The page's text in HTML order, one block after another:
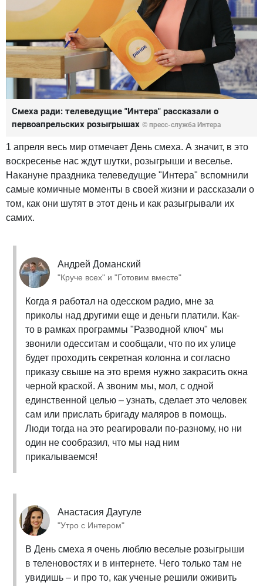
Смеха ради: телеведущие "Интера" рассказали о
первоапрельских розыгрышах © пресс-служба Интера
1 апреля весь мир отмечает День смеха. А значит, в это
воскресенье нас ждут шутки, розыгрыши и веселье.
Накануне праздника телеведущие "Интера" вспомнили
самые комичные моменты в своей жизни и рассказали о
том, как они шутят в этот день и как разыгрывали их
самих.
Андрей Доманский
"Круче всех" и "Готовим вместе"
Когда я работал на одесском радио, мне за
приколы над другими еще и деньги платили. Как-
то в рамках программы "Разводной ключ" мы
звонили одесситам и сообщали, что по их улице
будет проходить секретная колонна и согласно
приказу свыше на это время нужно закрасить окна
черной краской. А звоним мы, мол, с одной
единственной целью – узнать, сделает это человек
сам или прислать бригаду маляров в помощь.
Люди тогда на это реагировали по-разному, но ни
один не сообразил, что мы над ним
прикалываемся!
Анастасия Даугуле
"Утро с Интером"
В День смеха я очень люблю веселые розыгрыши
в теленовостях и в интернете. Чего только там не
увидишь – и про то, как ученые решили оживить